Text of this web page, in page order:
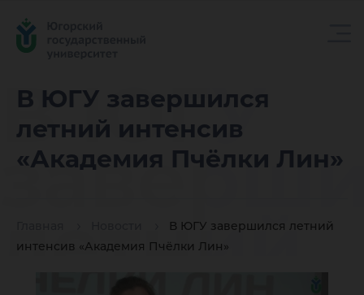
В ЮГУ завершился
летний интенсив
«Академия Пчёлки Лин»
В ЮГУ завершился летний
интенсив «Академия Пчёлки Лин»
В ЮГУ
летний